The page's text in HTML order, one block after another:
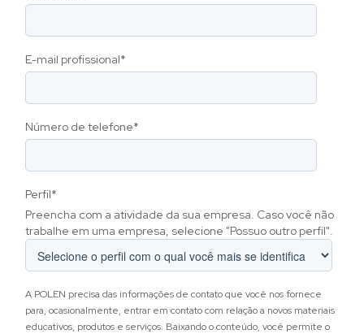
E-mail profissional*
Número de telefone*
Perfil*
Preencha com a atividade da sua empresa. Caso você não
trabalhe em uma empresa, selecione "Possuo outro perfil".
A POLEN precisa das informações de contato que você nos fornece
para, ocasionalmente, entrar em contato com relação a novos materiais
educativos, produtos e serviços. Baixando o conteúdo, você permite o